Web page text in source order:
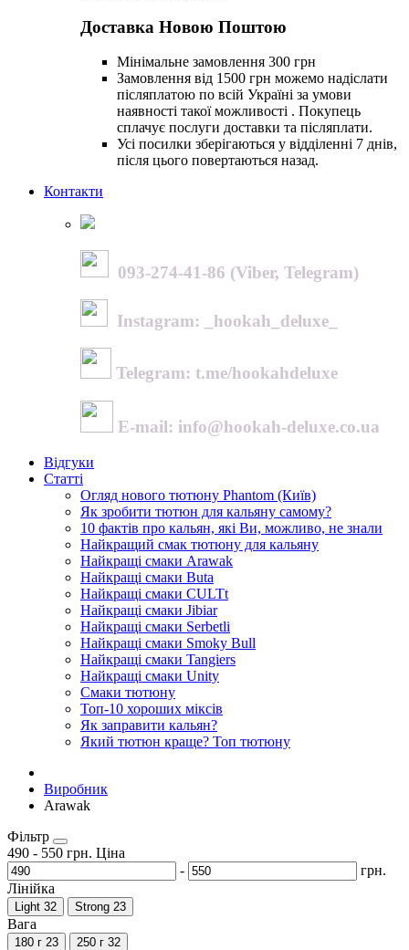
Доставка Новою Поштою
Мінімальне замовлення 300 грн
Замовлення від 1500 грн можемо надіслати
післяплатою по всій Україні за умови
наявності такої можливості . Покупець
сплачує послуги доставки та післяплати.
Усі посилки зберігаються у відділенні 7 днів,
після цього повертаються назад.
Контакти
093-274-41-86 (Viber, Telegram)
Instagram: _hookah_deluxe_
Telegram: t.me/hookahdeluxe
E-mail: info@hookah-deluxe.co.ua
Відгуки
Статті
Огляд нового тютюну Phantom (Київ)
Як зробити тютюн для кальяну самому?
10 фактів про кальян, які Ви, можливо, не знали
Найкращий смак тютюну для кальяну
Найкращі смаки Arawak
Найкращі смаки Buta
Найкращі смаки CULTt
Найкращі смаки Jibiar
Найкращі смаки Serbetli
Найкращі смаки Smoky Bull
Найкращі смаки Tangiers
Найкращі смаки Unity
Смаки тютюну
Топ-10 хороших міксів
Як заправити кальян?
Який тютюн краще? Топ тютюну
Виробник
Arawak
Фільтр
490 - 550 грн. Ціна
-
грн.
Лінійка
Light 32 Strong 23
Вага
180 г 23 250 г 32